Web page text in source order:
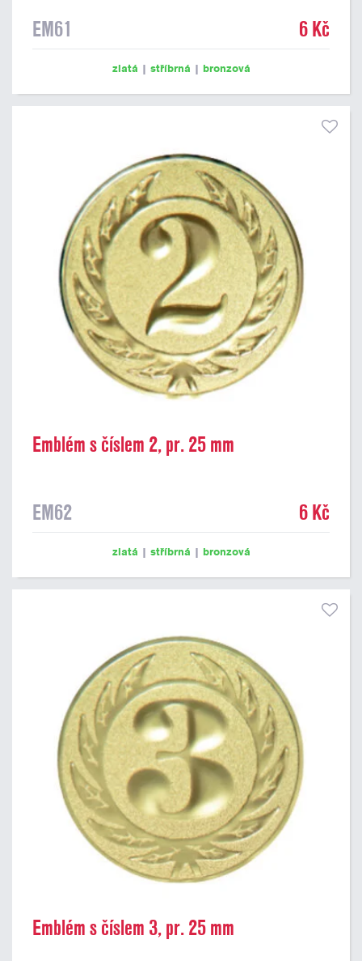
EM61 6 Kč
zlatá | stříbrná | bronzová
Emblém s číslem 2, pr. 25 mm
EM62 6 Kč
zlatá | stříbrná | bronzová
Emblém s číslem 3, pr. 25 mm